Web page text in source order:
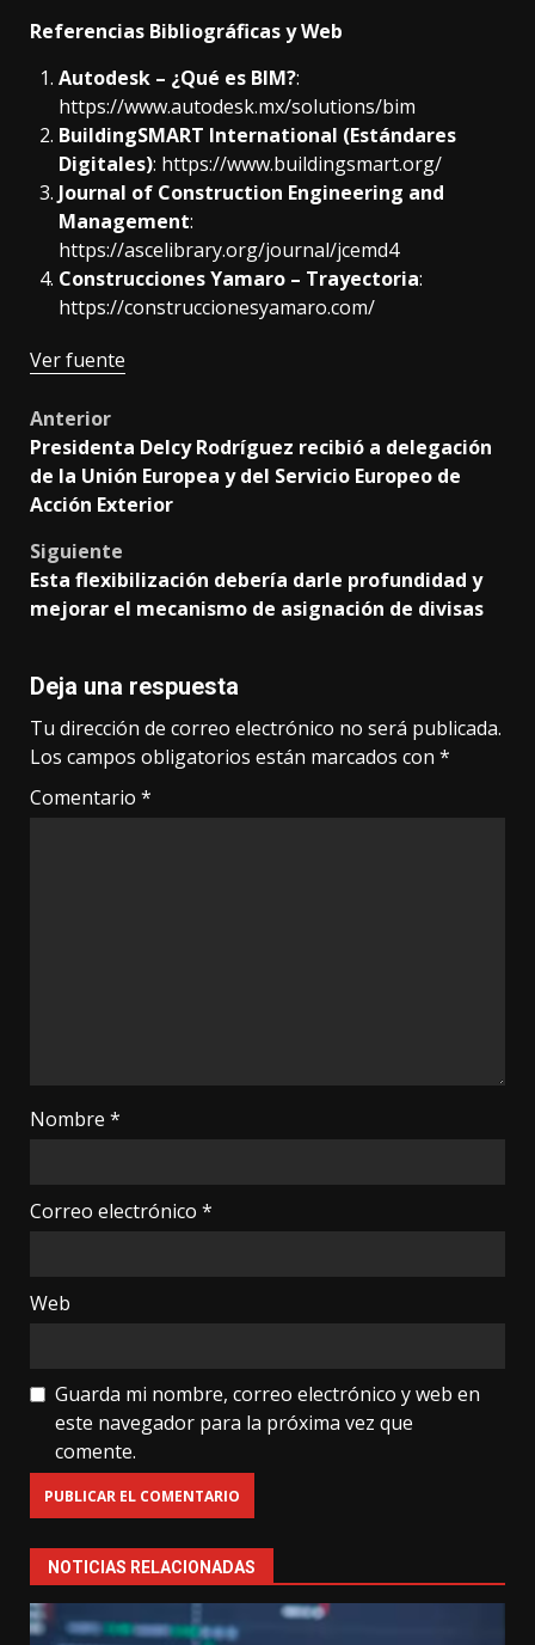
Referencias Bibliográficas y Web
Autodesk – ¿Qué es BIM?:
https://www.autodesk.mx/solutions/bim
BuildingSMART International (Estándares
Digitales): https://www.buildingsmart.org/
Journal of Construction Engineering and
Management:
https://ascelibrary.org/journal/jcemd4
Construcciones Yamaro – Trayectoria:
https://construccionesyamaro.com/
Navegación
de
entradas
Ver fuente
Post
navigation
Anterior
Presidenta Delcy Rodríguez recibió a delegación
de la Unión Europea y del Servicio Europeo de
Acción Exterior
Siguiente
Esta flexibilización debería darle profundidad y
mejorar el mecanismo de asignación de divisas
Deja una respuesta
Tu dirección de correo electrónico no será publicada.
Los campos obligatorios están marcados con *
Comentario *
Nombre *
Correo electrónico *
Web
Guarda mi nombre, correo electrónico y web en
este navegador para la próxima vez que
comente.
NOTICIAS RELACIONADAS